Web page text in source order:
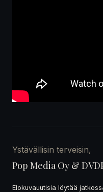
Ystävällisin terveisin,
Pop Media Oy &
Elokuvauutisia löytää